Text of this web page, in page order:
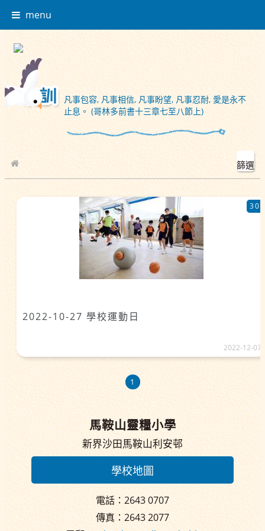
menu
凡事包容, 凡事相信, 凡事盼望, 凡事忍耐, 愛是永不
止息。 (哥林多前書十三章七至八節上)
校園相簿
篩選
2022-10-27 學校運動日
30
2022-12-07
1
馬鞍山靈糧小學
新界沙田馬鞍山利安邨
學校地圖
電話：2643 0707
傳真：2643 2077